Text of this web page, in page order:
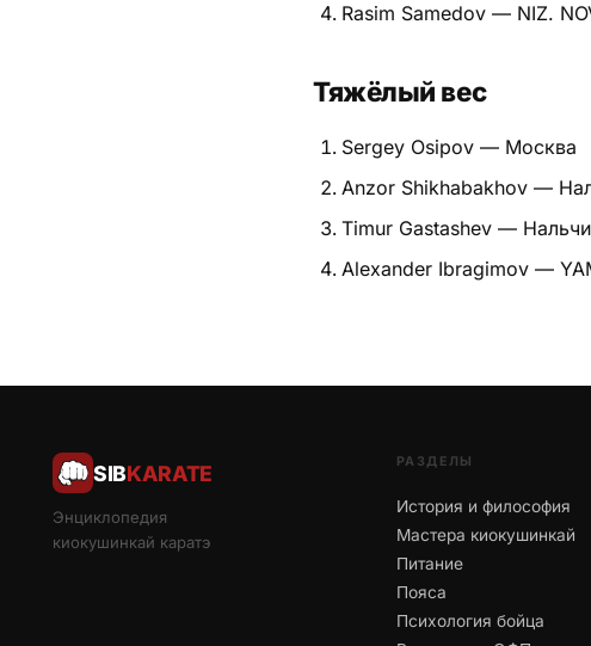
Rasim Samedov — NIZ.
Тяжёлый вес
Sergey Osipov — Москва
Anzor Shikhabakhov —
Timur Gastashev —
Alexander Ibragimov —
SIBKARATE
Энциклопедия
киокушинкай каратэ
РАЗДЕЛЫ
История и философия
Мастера киокушинкай
Питание
Пояса
Психология бойца